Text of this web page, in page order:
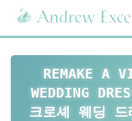
content
REMAKE A
WEDDING
크로셰 웨딩 드